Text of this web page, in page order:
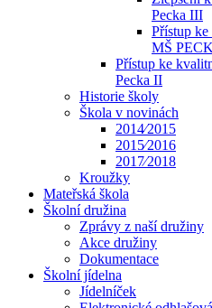
Pecka III
Přístup
MŠ
Přístup ke
Pecka II
Historie školy
Škola v novinách
2014⁄2015
2015⁄2016
2017⁄2018
Kroužky
Mateřská škola
Školní družina
Zprávy z naší družiny
Akce družiny
Dokumentace
Školní jídelna
Jídelníček